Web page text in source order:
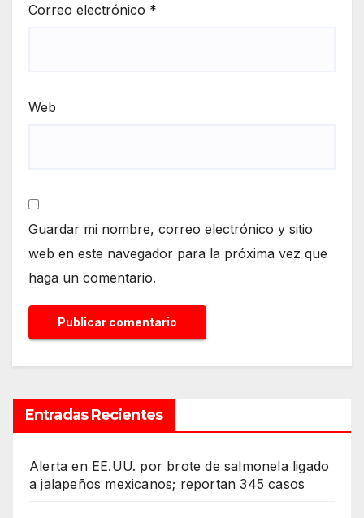
Correo electrónico *
Web
Guardar mi nombre, correo electrónico y sitio
web en este navegador para la próxima vez que
haga un comentario.
Entradas Recientes
Alerta en EE.UU. por brote de salmonela ligado
a jalapeños mexicanos; reportan 345 casos